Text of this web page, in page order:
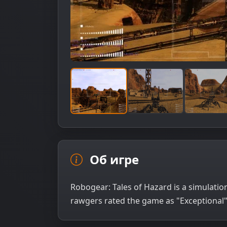
Об игре
Robogear: Tales of Hazard is a
rawgers rated the game as